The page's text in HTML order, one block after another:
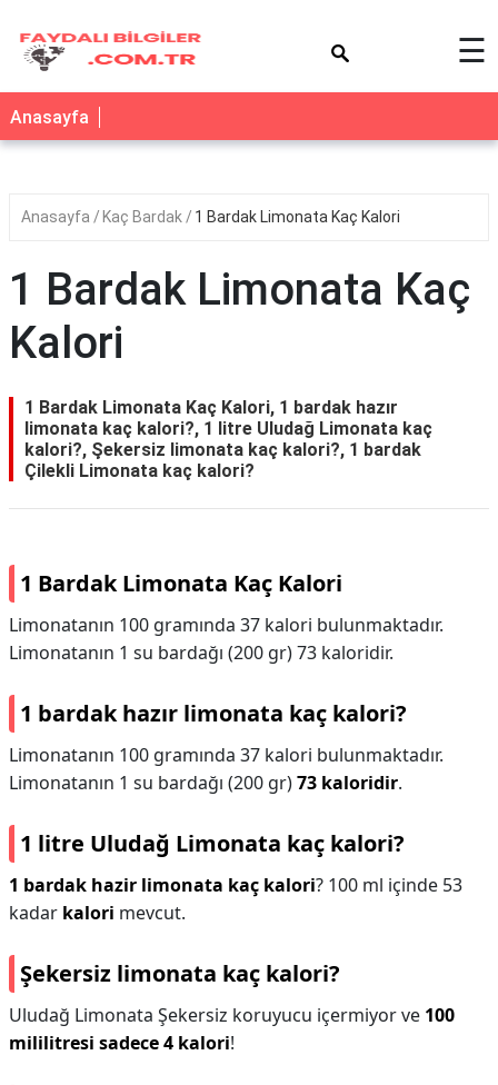
☰
Anasayfa
Anasayfa Kaç Bardak 1 Bardak Limonata Kaç Kalori
1 Bardak Limonata Kaç
Kalori
1 Bardak Limonata Kaç Kalori, 1 bardak hazır
limonata kaç kalori?, 1 litre Uludağ Limonata kaç
kalori?, Şekersiz limonata kaç kalori?, 1 bardak
Çilekli Limonata kaç kalori?
1 Bardak Limonata Kaç Kalori
Limonatanın 100 gramında 37 kalori bulunmaktadır.
Limonatanın 1 su bardağı (200 gr) 73 kaloridir.
1 bardak hazır limonata kaç kalori?
Limonatanın 100 gramında 37 kalori bulunmaktadır.
Limonatanın 1 su bardağı (200 gr)73 kaloridir.
1 litre Uludağ Limonata kaç kalori?
1 bardak hazir limonata kaç kalori? 100 ml içinde 53
kadar kalori mevcut.
Şekersiz limonata kaç kalori?
Uludağ Limonata Şekersiz koruyucu içermiyor ve 100
mililitresi sadece 4 kalori!